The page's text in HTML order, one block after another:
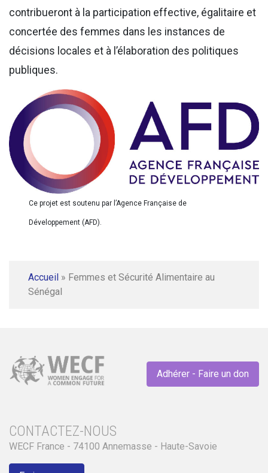
contribueront à la participation effective, égalitaire et
concertée des femmes dans les instances de
décisions locales et à l’élaboration des politiques
publiques.
Ce projet est soutenu par l’Agence Française de
Développement (AFD).
Accueil » Femmes et Sécurité Alimentaire au
Sénégal
Adhérer - Faire un don
CONTACTEZ-NOUS
WECF France - 74100 Annemasse - Haute-Savoie